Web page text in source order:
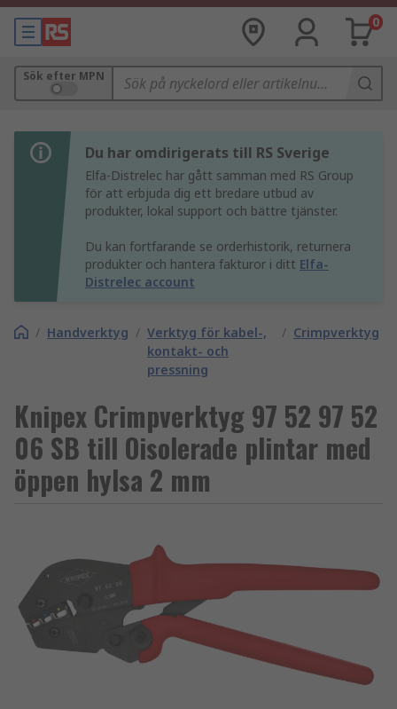
0
Sök efter MPN
Du har omdirigerats till RS Sverige
Elfa-Distrelec har gått samman med RS Group
för att erbjuda dig ett bredare utbud av
produkter, lokal support och bättre tjänster.
Du kan fortfarande se orderhistorik, returnera
produkter och hantera fakturor i ditt Elfa-
Distrelec account
/ Handverktyg / Verktyg för kabel-,
kontakt- och
pressning
/ Crimpverktyg
Knipex Crimpverktyg 97 52 97 52
06 SB till Oisolerade plintar med
öppen hylsa 2 mm